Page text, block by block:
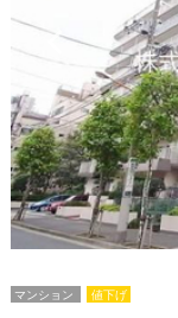
マンション 値下げ